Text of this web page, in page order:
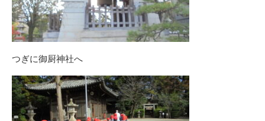
つぎに御厨神社へ